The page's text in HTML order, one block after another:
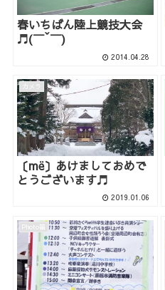
春いちばん陸上競技大会
♬(￣ˇ￣)
2014.04.28
カメラ
〔më〕あけましておめで
とうございます♬
2019.01.06
Photo箱